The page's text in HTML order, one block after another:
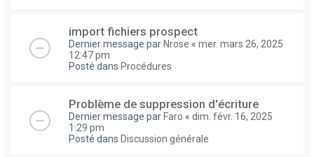
import fichiers prospect
Dernier message par Nrose « mer. mars 26, 2025
12:47 pm
Posté dans Procédures
Problème de suppression d'écriture
Dernier message par Faro « dim. févr. 16, 2025
1:29 pm
Posté dans Discussion générale